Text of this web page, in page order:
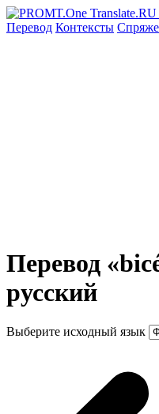
Перевод Контексты
Перевод
русский
Выберите исходный язык